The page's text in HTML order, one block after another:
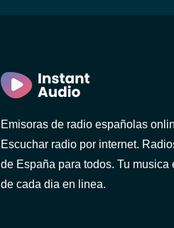
Emisoras de radio españolas
Escuchar radio por internet.
de España para todos. Tu musica
de cada dia en linea.